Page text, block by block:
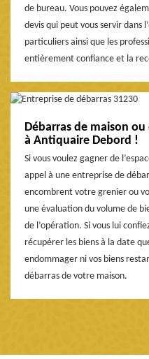
de bureau. Vous pouvez
devis qui peut vous servir dans
particuliers ainsi que les
entièrement confiance et la
Débarras de maison
à Antiquaire Debord !
Si vous voulez gagner de
appel à une entreprise de
encombrent votre grenier ou
une évaluation du volume de
de l’opération. Si vous lui
récupérer les biens à la date
endommager ni vos biens
débarras de votre maison.